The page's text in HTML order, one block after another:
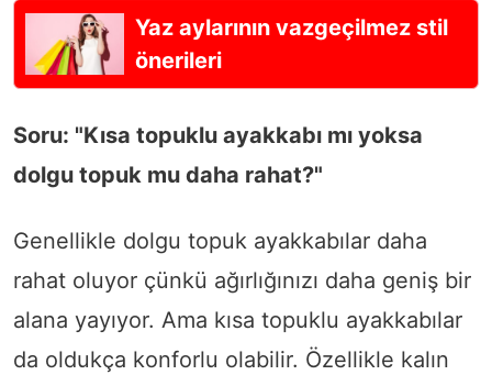
Yaz aylarının vazgeçilmez stil
önerileri
Soru: "Kısa topuklu ayakkabı mı yoksa
dolgu topuk mu daha rahat?"
Genellikle dolgu topuk ayakkabılar daha
rahat oluyor çünkü ağırlığınızı daha geniş bir
alana yayıyor. Ama kısa topuklu ayakkabılar
da oldukça konforlu olabilir. Özellikle kalın